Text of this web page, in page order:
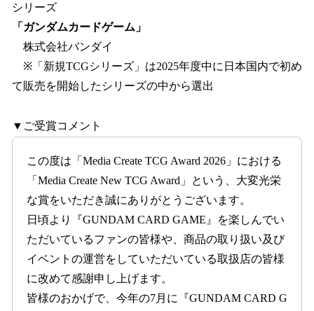
シリーズ
「ガンダムカードゲーム」
株式会社バンダイ
※「新規TCGシリーズ」は2025年度中に日本国内で初め
て販売を開始したシリーズの中から選出
▼ご受賞コメント
この度は「Media Create TCG Award 2026」における
「Media Create New TCG Award」という、大変光栄
な賞をいただき誠にありがとうございます。
日頃より『GUNDAM CARD GAME』を楽しんでい
ただいているファンの皆様や、商品の取り扱い及び
イベントの運営をしていただいている取扱店の皆様
に改めて感謝申し上げます。
皆様のおかげで、今年の7月に『GUNDAM CARD G